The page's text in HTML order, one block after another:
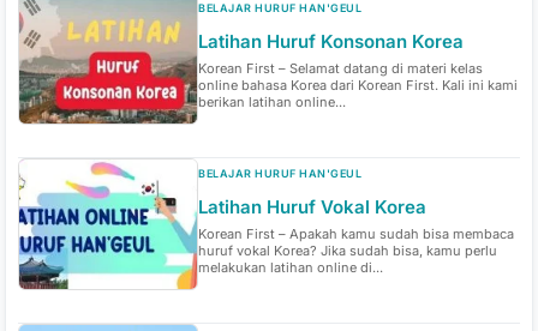
BELAJAR HURUF HAN'GEUL
Latihan Huruf Konsonan Korea
Korean First – Selamat datang di materi kelas
online bahasa Korea dari Korean First. Kali ini kami
berikan latihan online...
BELAJAR HURUF HAN'GEUL
Latihan Huruf Vokal Korea
Korean First – Apakah kamu sudah bisa membaca
huruf vokal Korea? Jika sudah bisa, kamu perlu
melakukan latihan online di...